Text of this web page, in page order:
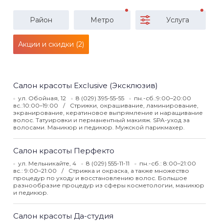
Район Метро Услуга
Акции и скидки (2)
Салон красоты Exclusive (Эксклюзив)
ул. Обойная, 12 8 (029) 395-55-55
пн.-сб.:9:00–20:00
вс.:10:00–19:00
Стрижки, окрашивание, ламинирование,
экранирование, кератиновое выпрямление и наращивание
волос. Татуировки и перманентный макияж. SPA-уход за
волосами. Маникюр и педикюр. Мужской парикмахер.
Салон красоты Перфекто
ул. Мельникайте, 4 8 (029) 555-11-11
пн.-сб.: 8:00–21:00
вс.: 9:00–21:00
Стрижка и окраска, а также множество
процедур по уходу и восстановлению волос. Большое
разнообразие процедур из сферы косметологии, маникюр
и педикюр.
Салон красоты Да-студия